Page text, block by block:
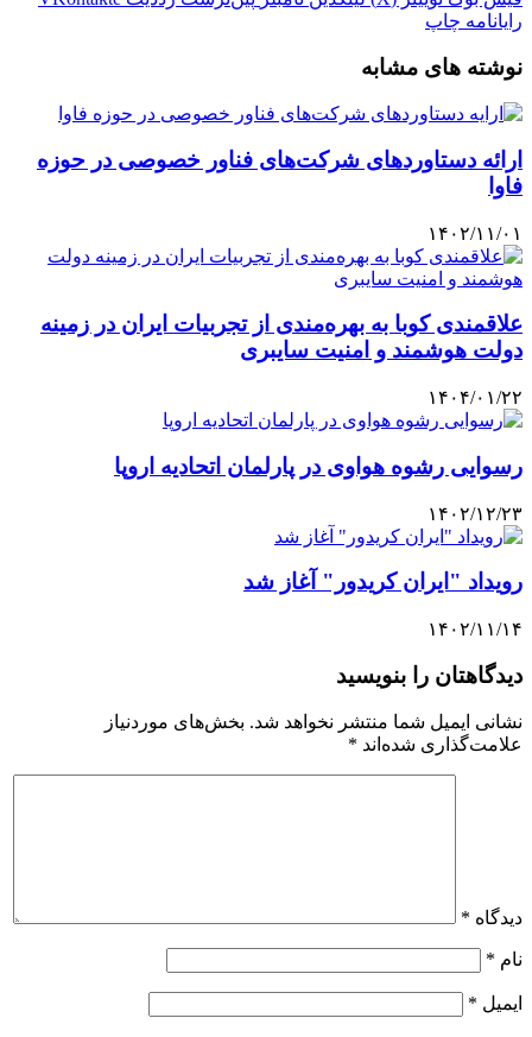
رایانامه چاپ
نوشته های مشابه
ارائه دستاوردهای شرکت‌های فناور خصوصی در حوزه
فاوا
۱۴۰۲/۱۱/۰۱
علاقمندی کوبا به بهره‌مندی از تجربیات ایران در زمینه
دولت هوشمند و امنیت سایبری
۱۴۰۴/۰۱/۲۲
رسوایی رشوه هواوی در پارلمان اتحادیه اروپا
۱۴۰۲/۱۲/۲۳
رویداد "ایران کریدور" آغاز شد
۱۴۰۲/۱۱/۱۴
دیدگاهتان را بنویسید
نشانی ایمیل شما منتشر نخواهد شد. بخش‌های موردنیاز
علامت‌گذاری شده‌اند *
دیدگاه *
نام *
ایمیل *